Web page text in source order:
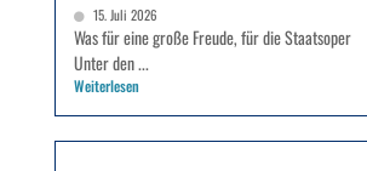
15. Juli 2026
Was für eine große Freude, für die Staatsoper
Unter den ...
Weiterlesen